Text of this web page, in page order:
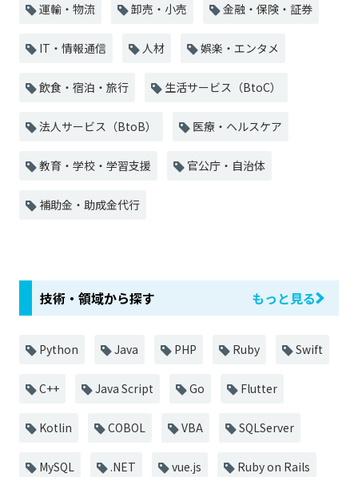
運輸・物流 卸売・小売 金融・保険・証券
IT・情報通信 人材 娯楽・エンタメ
飲食・宿泊・旅行 生活サービス（BtoC）
法人サービス（BtoB） 医療・ヘルスケア
教育・学校・学習支援 官公庁・自治体
補助金・助成金代行
技術・領域から探す もっと見る
Python Java PHP Ruby Swift
C++ Java Script Go Flutter
Kotlin COBOL VBA SQLServer
MySQL .NET vue.js Ruby on Rails